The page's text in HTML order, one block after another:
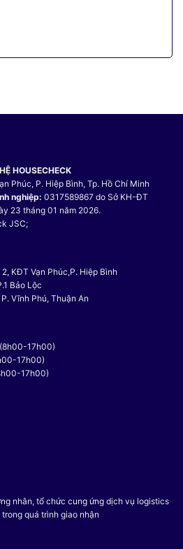
HOUSECHECK
Phúc, P. Hiệp Bình, Tp. Hồ Chí Minh
nghiệp: 0317589867 do Sở KH-ĐT
23 tháng 01 năm 2026.
JSC;
KĐT Vạn Phúc,P. Hiệp Bình
Bảo Lộc
Vĩnh Phú, Thuận An
17h00)
17h00)
17h00)
nhân, tổ chức cung ứng dịch vụ logistics
quá trình giao nhận